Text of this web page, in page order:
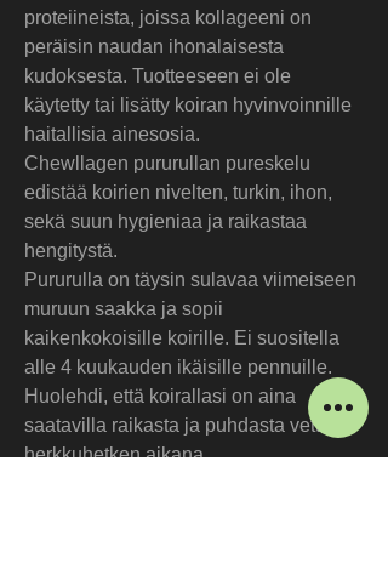
proteiineista, joissa kollageeni on
peräisin naudan ihonalaisesta
kudoksesta. Tuotteeseen ei ole
käytetty tai lisätty koiran hyvinvoinnille
haitallisia ainesosia.
Chewllagen pururullan pureskelu
edistää koirien nivelten, turkin, ihon,
sekä suun hygieniaa ja raikastaa
hengitystä.
Pururulla on täysin sulavaa viimeiseen
muruun saakka ja sopii
kaikenkokoisille koirille. Ei suositella
alle 4 kuukauden ikäisille pennuille.
Huolehdi, että koirallasi on aina
saatavilla raikasta ja puhdasta vettä
herkkuhetken aikana.